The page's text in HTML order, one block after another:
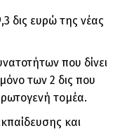
δις ευρώ της νέας
που δίνει
των 2 δις που
τομέα.
και